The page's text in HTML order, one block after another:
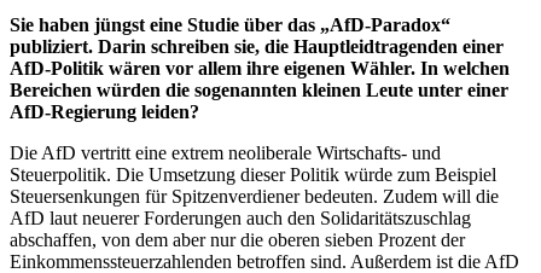
Sie haben jüngst eine Studie über das „AfD-Paradox“
publiziert. Darin schreiben sie, die Hauptleidtragenden einer
AfD-Politik wären vor allem ihre eigenen Wähler. In welchen
Bereichen würden die sogenannten kleinen Leute unter einer
AfD-Regierung leiden?
Die AfD vertritt eine extrem neoliberale Wirtschafts- und
Steuerpolitik. Die Umsetzung dieser Politik würde zum Beispiel
Steuersenkungen für Spitzenverdiener bedeuten. Zudem will die
AfD laut neuerer Forderungen auch den Solidaritätszuschlag
abschaffen, von dem aber nur die oberen sieben Prozent der
Einkommenssteuerzahlenden betroffen sind. Außerdem ist die AfD